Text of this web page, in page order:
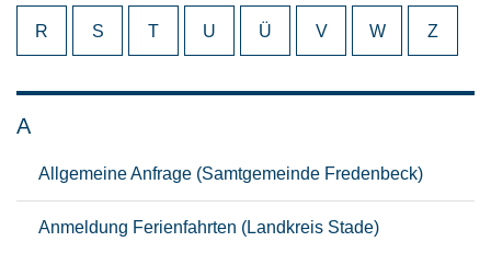
R S T U Ü V W Z
A
Allgemeine Anfrage (Samtgemeinde Fredenbeck)
Anmeldung Ferienfahrten (Landkreis Stade)